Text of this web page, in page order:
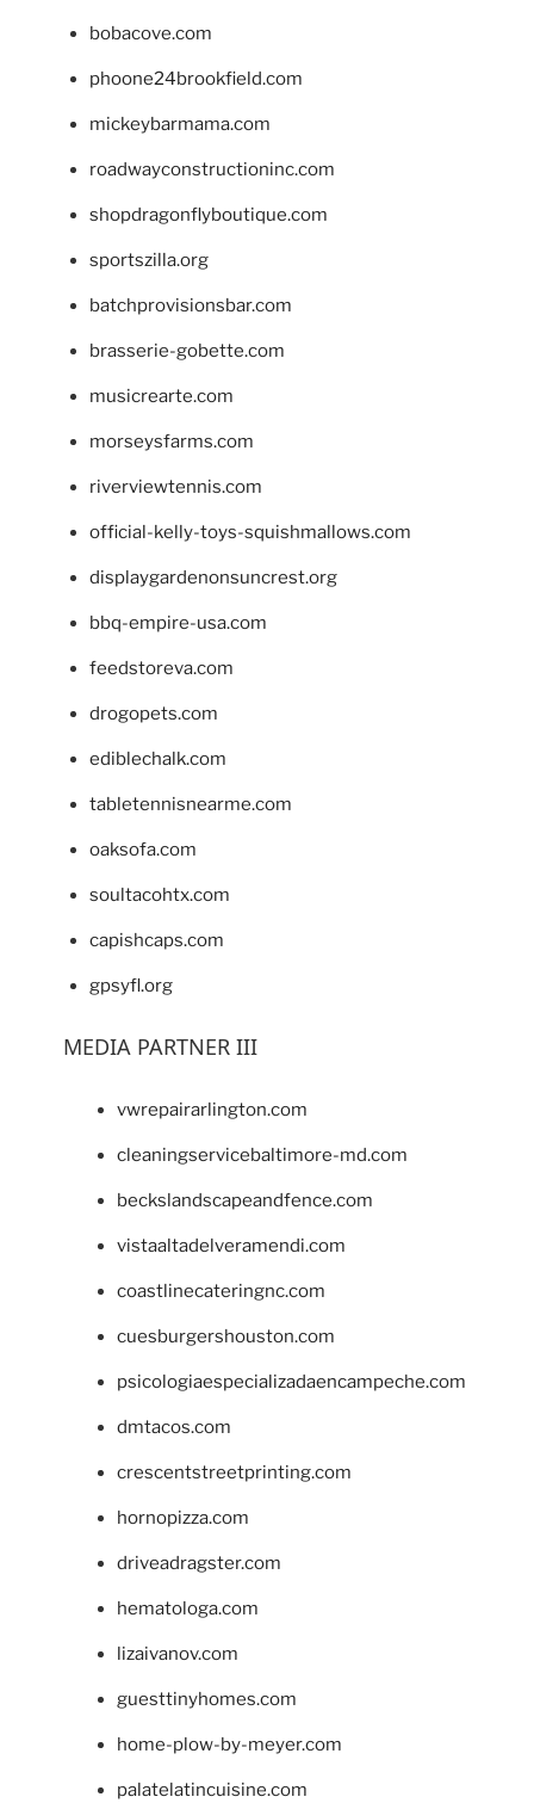
bobacove.com
phoone24brookfield.com
mickeybarmama.com
roadwayconstructioninc.com
shopdragonflyboutique.com
sportszilla.org
batchprovisionsbar.com
brasserie-gobette.com
musicrearte.com
morseysfarms.com
riverviewtennis.com
official-kelly-toys-squishmallows.com
displaygardenonsuncrest.org
bbq-empire-usa.com
feedstoreva.com
drogopets.com
ediblechalk.com
tabletennisnearme.com
oaksofa.com
soultacohtx.com
capishcaps.com
gpsyfl.org
MEDIA PARTNER III
vwrepairarlington.com
cleaningservicebaltimore-md.com
beckslandscapeandfence.com
vistaaltadelveramendi.com
coastlinecateringnc.com
cuesburgershouston.com
psicologiaespecializadaencampeche.com
dmtacos.com
crescentstreetprinting.com
hornopizza.com
driveadragster.com
hematologa.com
lizaivanov.com
guesttinyhomes.com
home-plow-by-meyer.com
palatelatincuisine.com